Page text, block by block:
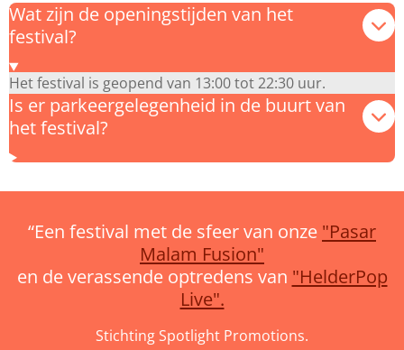
Wat zijn de openingstijden van het
festival?
Het festival is geopend van 13:00 tot 22:30 uur.
Is er parkeergelegenheid in de buurt van
het festival?
“Een festival met de sfeer van onze "Pasar
Malam Fusion"
en de verassende optredens van "HelderPop
Live".
Stichting Spotlight Promotions.